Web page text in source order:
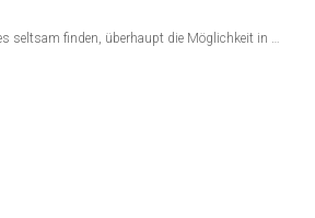
seltsam finden, überhaupt die Möglichkeit in …